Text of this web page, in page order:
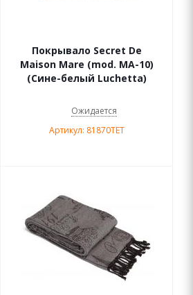
Покрывало Secret De
Maison Mare (mod. МА-10)
(Сине-белый Luchetta)
Ожидается
Артикул: 81870TET